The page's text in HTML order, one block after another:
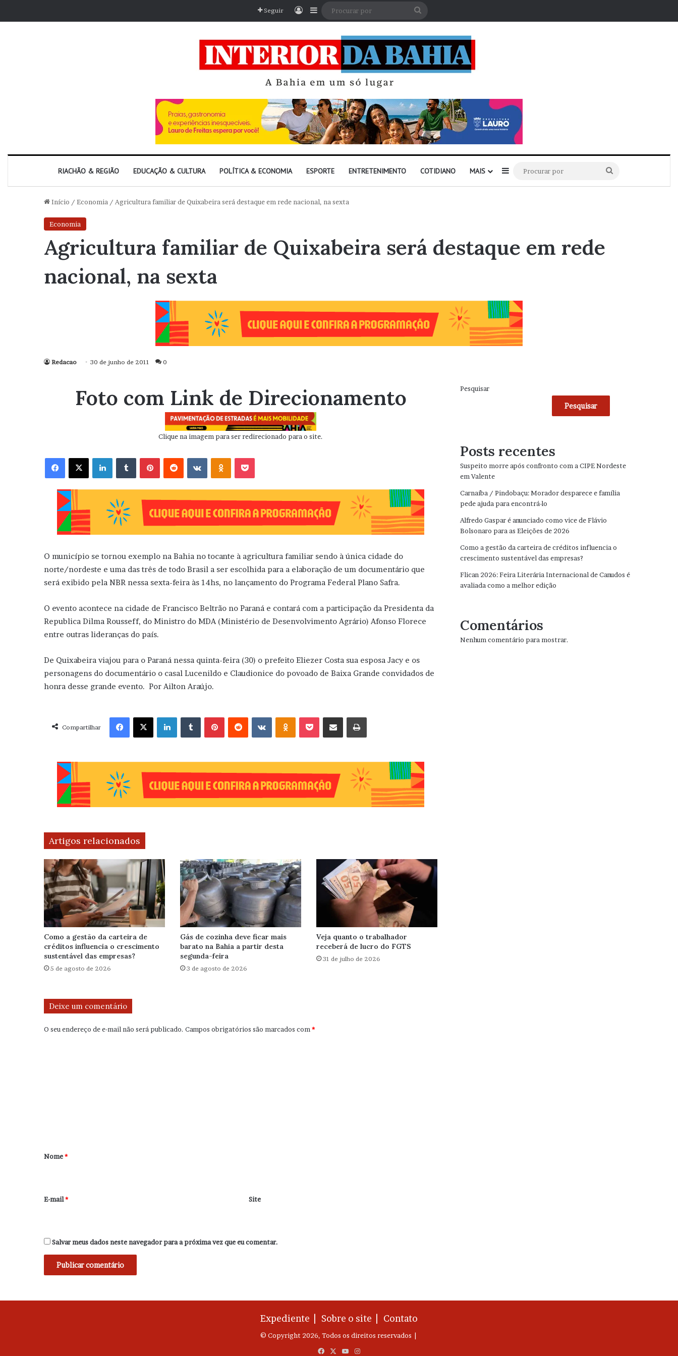
Seguir EntrarBarra Lateral
RIACHÃO & REGIÃO EDUCAÇÃO & CULTURA POLÍTICA & ECONOMIA ESPORTE ENTRETENIMENTO COTIDIANO MAIS Barra Lateral
por
Início / Economia / Agricultura familiar de Quixabeira será destaque em rede nacional, na sexta
Economia
Agricultura familiar de Quixabeira será destaque em rede
nacional, na sexta
Redacao 30 de junho de 2011 0
Foto com Link de Direcionamento
Clique na imagem para ser redirecionado para o site.
Facebook X Linkedin VK OK
O município se tornou exemplo na Bahia no tocante à agricultura familiar sendo à única cidade do
norte/nordeste e uma das três de todo Brasil a ser escolhida para a elaboração de um documentário que
será exibido pela NBR nessa sexta-feira às 14hs, no lançamento do Programa Federal Plano Safra.
O evento acontece na cidade de Francisco Beltrão no Paraná e contará com a participação da Presidenta da
Republica Dilma Rousseff, do Ministro do MDA (Ministério de Desenvolvimento Agrário) Afonso Florece
entre outras lideranças do país.
De Quixabeira viajou para o Paraná nessa quinta-feira (30) o prefeito Eliezer Costa sua esposa Jacy e os
personagens do documentário o casal Lucenildo e Claudionice do povoado de Baixa Grande convidados de
honra desse grande evento. Por Ailton Araújo.
Compartilhar
Facebook X Linkedin VK OK
Artigos relacionados
Como a gestão da carteira de
créditos influencia o crescimento
sustentável das empresas?
5 de agosto de 2026
Gás de cozinha deve ficar mais
barato na Bahia a partir desta
segunda-feira
3 de agosto de 2026
Veja quanto o trabalhador
receberá de lucro do FGTS
31 de julho de 2026
Deixe um comentário
O seu endereço de e-mail não será publicado. Campos obrigatórios são marcados com*
r
*
Nome*
E-mail* Site
Salvar meus dados neste navegador para a próxima vez que eu comentar.
Pesquisar
Pesquisar
Posts recentes
Suspeito morre após confronto com a CIPE Nordeste
em Valente
Carnaíba / Pindobaçu: Morador desparece e família
pede ajuda para encontrá-lo
Alfredo Gaspar é anunciado como vice de Flávio
Bolsonaro para as Eleições de 2026
Como a gestão da carteira de créditos influencia o
crescimento sustentável das empresas?
Flican 2026: Feira Literária Internacional de Canudos é
avaliada como a melhor edição
Comentários
Nenhum comentário para mostrar.
Expediente | Sobre o site | Contato
© Copyright 2026, Todos os direitos reservados |
FacebookYouTubeInstagram